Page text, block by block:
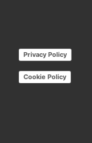
Privacy Policy
Cookie Policy